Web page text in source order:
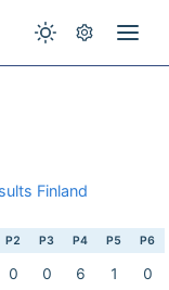
Finland
P2 P3 P4 P5 P6
0 0 6 1 0